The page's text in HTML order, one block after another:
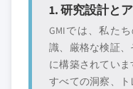
1. 研究設計と
GMIでは、私た
識、厳格な検証
に構築されてい
すべての洞察、